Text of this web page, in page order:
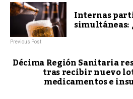
Internas
simultáneas:
Previous Post
Décima Región Sanitaria
tras recibir nuevo
medicamentos e